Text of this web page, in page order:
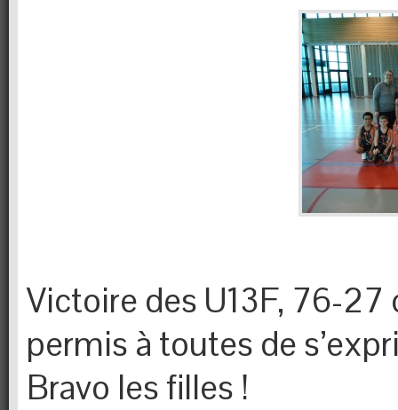
Victoire des U13F, 76-
permis à toutes de
Bravo les filles !